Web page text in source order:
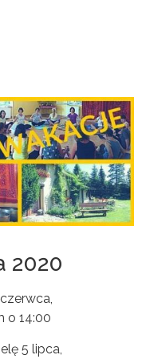
2020
o 14:00
5 lipca,